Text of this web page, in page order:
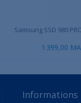
Samsung SSD 980
1 399,00
Informations